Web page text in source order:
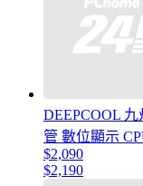
DEEPCOOL
管 數位顯示
$2,090
$2,190